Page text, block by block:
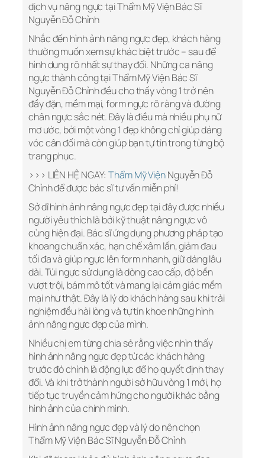
dịch vụ nâng ngực tại Thẩm Mỹ Viện Bác Sĩ
Nguyễn Đỗ Chỉnh
Nhắc đến hình ảnh nâng ngực đẹp, khách hàng
thường muốn xem sự khác biệt trước – sau để
hình dung rõ nhất sự thay đổi. Những ca nâng
ngực thành công tại Thẩm Mỹ Viện Bác Sĩ
Nguyễn Đỗ Chỉnh đều cho thấy vòng 1 trở nên
đầy đặn, mềm mại, form ngực rõ ràng và đường
chân ngực sắc nét. Đây là điều mà nhiều phụ nữ
mơ ước, bởi một vòng 1 đẹp không chỉ giúp dáng
vóc cân đối mà còn giúp bạn tự tin trong từng bộ
trang phục.
>>> LIÊN HỆ NGAY:Thẩm Mỹ ViệnNguyễn Đỗ
Chỉnh để được bác sĩ tư vấn miễn phí!
Sở dĩ hình ảnh nâng ngực đẹp tại đây được nhiều
người yêu thích là bởi kỹ thuật nâng ngực vô
cùng hiện đại. Bác sĩ ứng dụng phương pháp tạo
khoang chuẩn xác, hạn chế xâm lấn, giảm đau
tối đa và giúp ngực lên form nhanh, giữ dáng lâu
dài. Túi ngực sử dụng là dòng cao cấp, độ bền
vượt trội, bám mô tốt và mang lại cảm giác mềm
mại như thật. Đây là lý do khách hàng sau khi trải
nghiệm đều hài lòng và tự tin khoe những hình
ảnh nâng ngực đẹp của mình.
Nhiều chị em từng chia sẻ rằng việc nhìn thấy
hình ảnh nâng ngực đẹp từ các khách hàng
trước đó chính là động lực để họ quyết định thay
đổi. Và khi trở thành người sở hữu vòng 1 mới, họ
tiếp tục truyền cảm hứng cho người khác bằng
hình ảnh của chính mình.
Hình ảnh nâng ngực đẹp và lý do nên chọn
Thẩm Mỹ Viện Bác Sĩ Nguyễn Đỗ Chỉnh